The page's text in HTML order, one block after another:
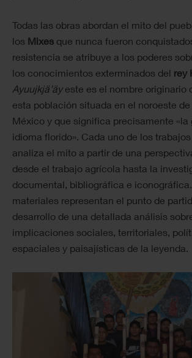
Todas las obras abordan el mito del
los Mixes que nunca fueron
resistencia se atribuye a los poderes
los conocimientos exterminados del rey
Ayuujkjä’äy este es el nombre originario
esta población situada en el noroeste
México y que significa precisamente «la
idioma florido». Cada uno de los
analiza el mito a partir de una
desde el trabajo agrícola hasta la
documental, bibliográfica e
materiales representan el punto de
desarrollo de una detallada análisis
implicaciones sociales, territoriales,
espaciales y paisajísticas de la leyenda.